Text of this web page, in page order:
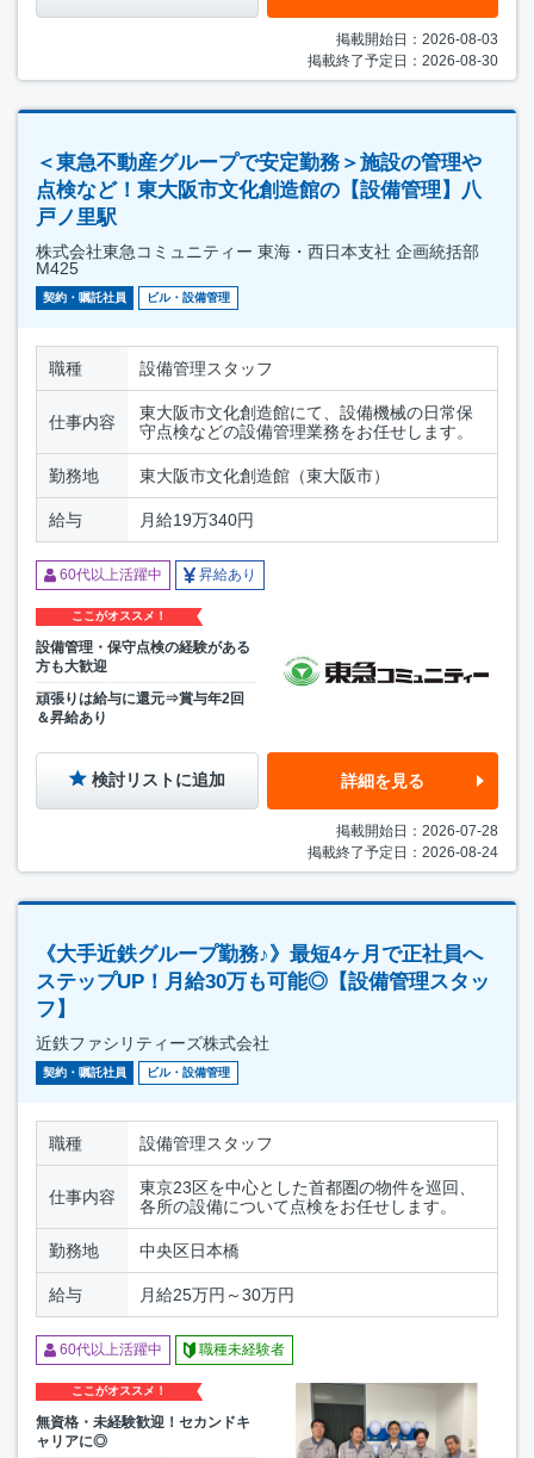
掲載開始日：2026-08-03
掲載終了予定日：2026-08-30
＜東急不動産グループで安定勤務＞施設の管理や
点検など！東大阪市文化創造館の【設備管理】八
戸ノ里駅
株式会社東急コミュニティー 東海・西日本支社 企画統括部
M425
契約・嘱託社員 ビル・設備管理
職種 設備管理スタッフ
仕事内容
東大阪市文化創造館にて、設備機械の日常保
守点検などの設備管理業務をお任せします。
勤務地 東大阪市文化創造館（東大阪市）
給与 月給19万340円
60代以上活躍中 昇給あり
ここがオススメ！
設備管理・保守点検の経験がある
方も大歓迎
頑張りは給与に還元⇒賞与年2回
＆昇給あり
検討リストに追加 詳細を見る
掲載開始日：2026-07-28
掲載終了予定日：2026-08-24
《大手近鉄グループ勤務♪》最短4ヶ月で正社員へ
ステップUP！月給30万も可能◎【設備管理スタッ
フ】
近鉄ファシリティーズ株式会社
契約・嘱託社員 ビル・設備管理
職種 設備管理スタッフ
仕事内容
東京23区を中心とした首都圏の物件を巡回、
各所の設備について点検をお任せします。
勤務地 中央区日本橋
給与 月給25万円～30万円
60代以上活躍中 職種未経験者
ここがオススメ！
無資格・未経験歓迎！セカンドキ
ャリアに◎